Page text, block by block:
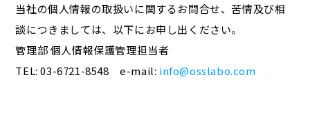
当社の個人情報の取扱いに関するお問合せ、苦情及び相
談につきましては、以下にお申し出ください。
管理部 個人情報保護管理担当者
TEL: 03-6721-8548 e-mail: info@osslabo.com